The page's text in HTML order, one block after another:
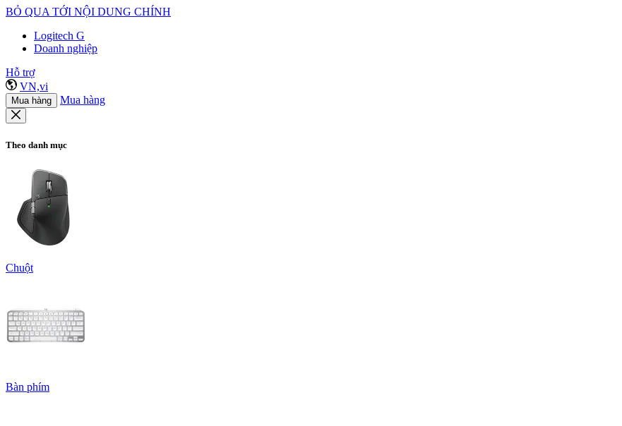
BỎ QUA TỚI NỘI DUNG CHÍNH
Logitech G
Doanh nghiệp
Hỗ trợ
VN,vi
Mua hàng Mua hàng
Theo danh mục
Chuột
Bàn phím